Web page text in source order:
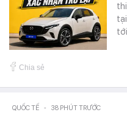
Chia sẻ
QUỐC TẾ - 38 PHÚT TRƯỚC